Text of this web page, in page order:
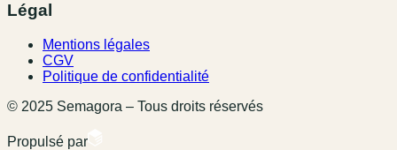
Légal
Mentions légales
CGV
Politique de confidentialité
© 2025 Semagora – Tous droits réservés
Propulsé par